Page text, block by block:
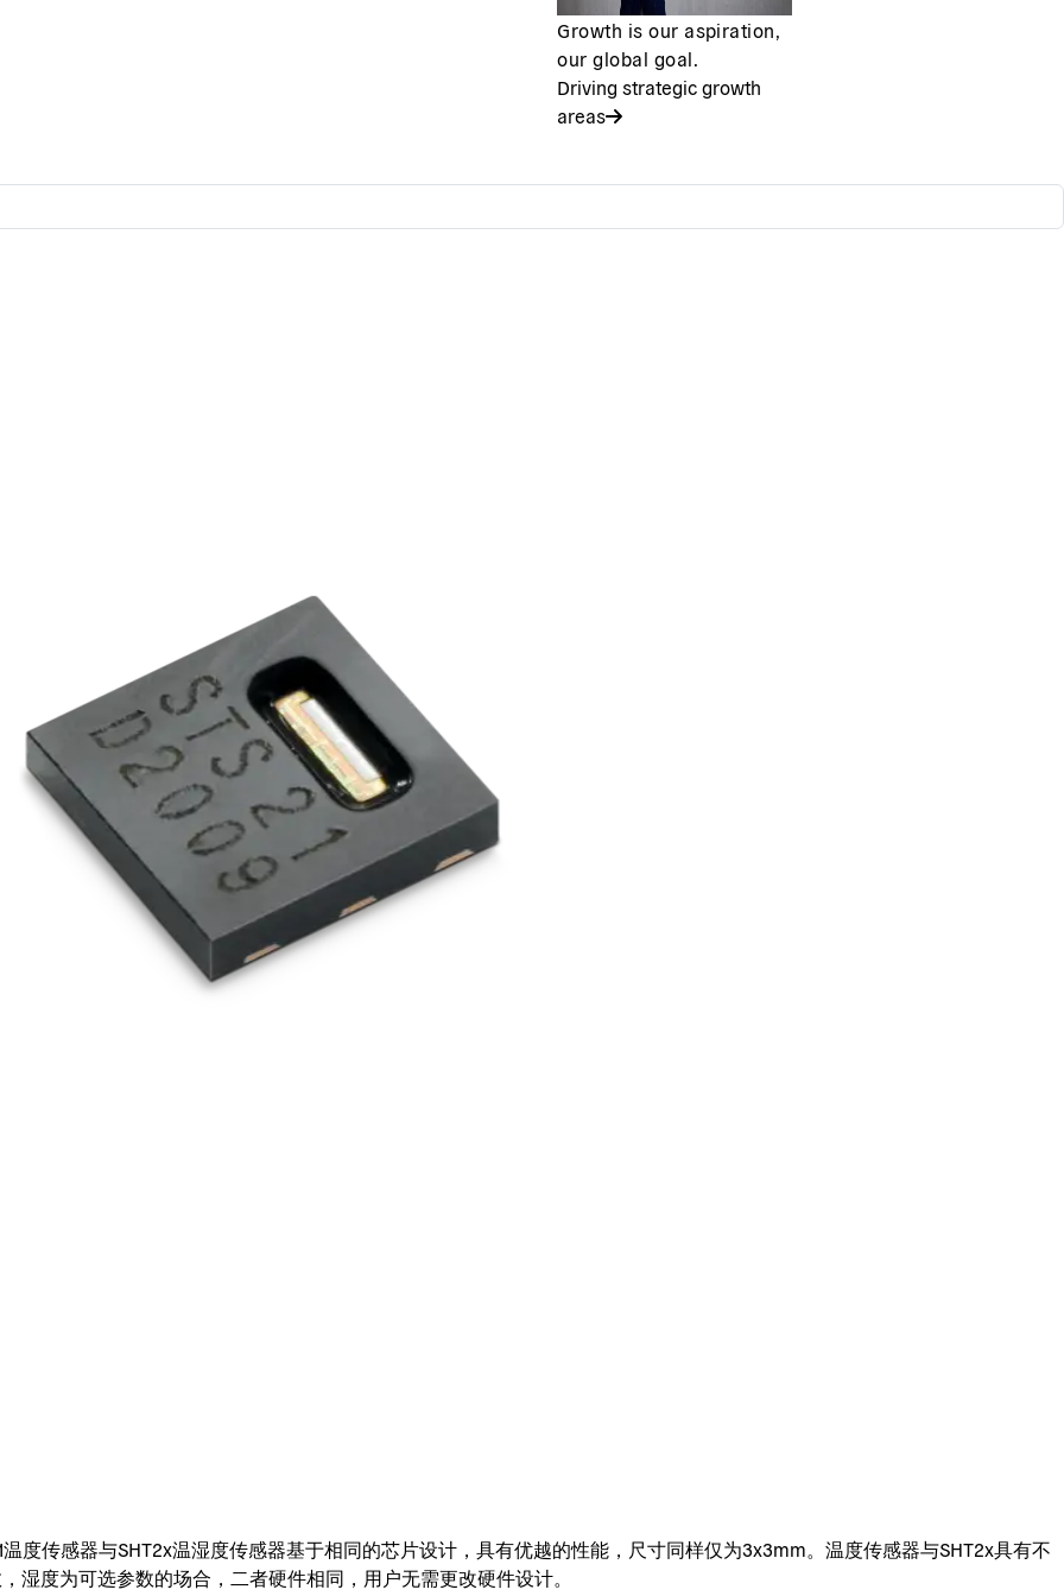
Growth is our aspiration,
our global goal.
Driving strategic growth
areas
度传感器与SHT2x温湿度传感器基于相同的芯片设计，具有优越的性能，尺寸同样仅为3x3mm。温度传感器与SHT2x具有不
湿度为可选参数的场合，二者硬件相同，用户无需更改硬件设计。